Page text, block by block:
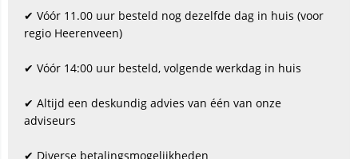
✔ Vóór 11.00 uur besteld nog dezelfde dag in huis (voor
regio Heerenveen)
✔ Vóór 14:00 uur besteld, volgende werkdag in huis
✔ Altijd een deskundig advies van één van onze
adviseurs
✔ Diverse betalingsmogelijkheden